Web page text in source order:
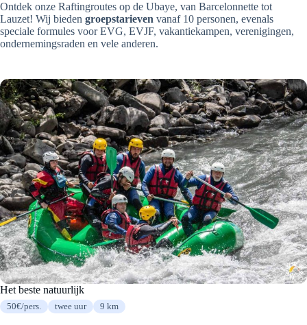
Ontdek onze Raftingroutes op de Ubaye, van Barcelonnette tot
Lauzet! Wij bieden groepstarieven vanaf 10 personen, evenals
speciale formules voor EVG, EVJF, vakantiekampen, verenigingen,
ondernemingsraden en vele anderen.
Het beste natuurlijk
50€/pers. twee uur 9 km